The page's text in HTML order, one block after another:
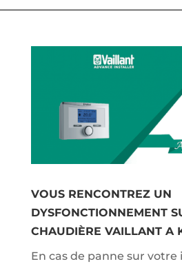
VOUS RENCONTREZ UN
DYSFONCTIONNEMENT
CHAUDIÈRE VAILLANT A
En cas de panne sur